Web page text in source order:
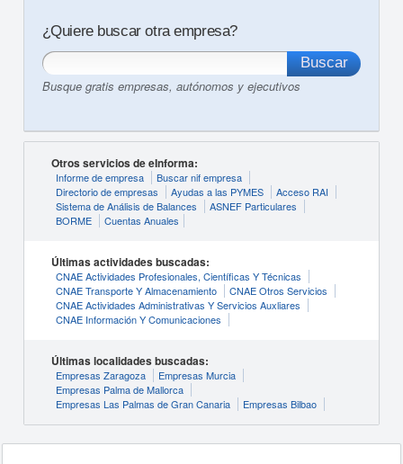
¿Quiere buscar otra empresa?
Busque gratis empresas, autónomos y ejecutivos
Otros servicios de eInforma:
Informe de empresa
Buscar nif empresa
Directorio de empresas
Ayudas a las PYMES
Acceso RAI
Sistema de Análisis de Balances
ASNEF Particulares
BORME
Cuentas Anuales
Últimas actividades buscadas:
CNAE Actividades Profesionales, Científicas Y Técnicas
CNAE Transporte Y Almacenamiento
CNAE Otros Servicios
CNAE Actividades Administrativas Y Servicios Auxliares
CNAE Información Y Comunicaciones
Últimas localidades buscadas:
Empresas Zaragoza
Empresas Murcia
Empresas Palma de Mallorca
Empresas Las Palmas de Gran Canaria
Empresas Bilbao